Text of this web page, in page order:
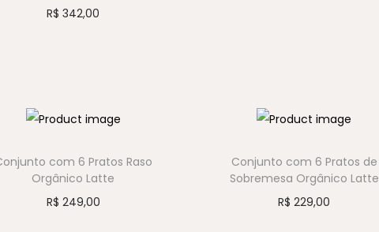
R$ 342,00
com 6 Pratos Raso
Orgânico Latte
R$ 249,00
Conjunto com 6 Pratos de
Sobremesa Orgânico Latte
R$ 229,00